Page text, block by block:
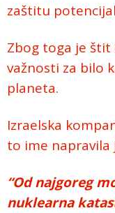
zaštitu
Zbog toga je
važnosti za bilo
planeta.
Izraelska
to ime napravila
“Od najgoreg
nuklearna